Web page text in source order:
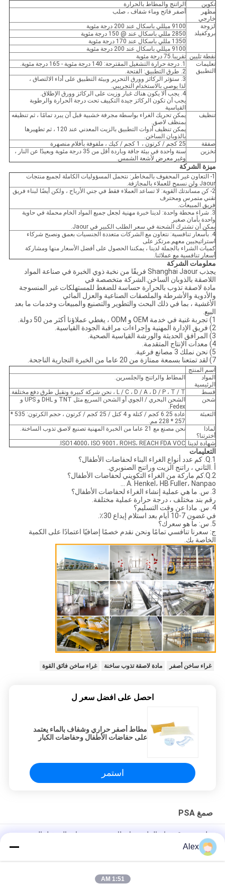
تكوين
الراتنج والمطاط بالحرارة
مظهر
خارجي
أصفر فاتح وماء شفاف ، صلب
لزوجة
بروكفيلد
9100 ميللي باسكال عند 200 درجة مئوية
2850 مللي باسكال عند @ 150 درجة مئوية
1350 مللي باسكال عند 170 درجة مئوية
9100 ميللي باسكال عند 200 درجة مئوية
نقطة تليين تقريبا.75 درجة مئوية
تعليمات
التطبيق
1. درجة حرارة التشغيل المقترحة: 140 درجة مئوية - 165 درجة مئوية.
2. طرق التطبيق: الفتحة.
3. ستؤثر الركائز وورق التحرير وبيئة التطبيق على أداء الالتصاق ،
لذا يوصى بالاستخدام التجريبي.
4. يجب ألا يكون هناك غبار وزيت على الركائز وورق الإطلاق.
يجب أن تكون الركائز جيدة التكييف تحت درجة الحرارة والرطوبة
القياسية
تنظيف
يمكن تحريك الغراء بواسطة مجرفة خشبية قبل أن يبرد تمامًا ، ثم تنظيفه
بمنظف لاصق.
يمكن تنظيف أدوات التطبيق بالزيت المعدني عند 120 ، ثم تطهيرها
بالذوبان الساخن.
صفقة
25 كجم / كرتون ، 1 كجم / كيك ، ملفوفة بأفلام منصهرة
تخزين
سنة واحدة في بيئة جافة وباردة أقل من 35 درجة مئوية وبعيدًا عن النار ،
وغير معرض لأشعة الشمس.
ميزة الشركة
1- التعاون غير المحفوف بالمخاطر: نتحمل المسؤوليات الكاملة لجميع منتجات
Jaour ولن نسمح للعملاء بالمجازفة.
2- كن مساندتك القوية: لا تساعد العملاء فقط في جني الأرباح ، ولكن أيضًا لبناء فريق
تقني متمرس ومحترف
فريق المبيعات.
3. شراء محطة واحدة: لدينا خبرة مهنية لجعل جميع المواد الخام محملة في حاوية
واحدة بأمان.صغير
يمكن أن تشترك الشحنة في سعر الطلب الكبير في Jaour.
4. بأسعار تنافسية: نتعاون مع الشركات متعددة الجنسيات بعمق ونصبح شركاء
استراتيجيين معهم.مرتكز على
كميات الشراء بالجملة لدينا ، يمكننا الحصول على أفضل الأسعار منها ومشاركة
أسعار تنافسية مع عملائنا.
معلومات الشركة
يجذب Shanghai Jaour فريقًا من نخبة ذوي الخبرة في صناعة المواد
اللاصقة بالذوبان الساخن.الشركة متخصصة في
مادة لاصقة تذوب بالحرارة حساسة للضغط للمستهلكات غير المنسوجة
والأدوية والأشرطة والملصقات الصناعية والعزل المائي
الأغشية ، بما في ذلك البحث والتطوير والتصنيع والمبيعات وخدمات ما بعد
البيع.
1) تجربة غنية في خدمة OEM و ODM ، يغطي عملاؤنا أكثر من 50 دولة.
2) فريق الإدارة المهنية وإجراءات مراقبة الجودة القياسية.
3) المرافق الحديثة والورشة القياسية الصحية.
4) معدات الإنتاج المتقدمة.
5) نحن نملك 3 مصانع فرعية.
7) لقد تمتعنا بسمعة ممتازة من 20 عاما من الخبرة التجارية الناجحة.
اسم المنتج
المواد
الرئيسية
المطاط والراتنج والجلسرين.
قسط
L / C ، D / A ، D / P ، T / T ، نحن شركة كبيرة ونقبل طرق دفع مختلفة.
شحن
الشحن البحري / الجوي أو الشحن السريع مثل TNT و DHL و UPS و
Fedex.
التعبئة
عادة 6.25 كجم / كتلة و 4 كتل / 25 كجم / كرتون ، حجم الكرتون: 535 *
257 * 228 مم.
لماذا
أخترتنا؟
نحن مصنع مع 21 عاما من الخبرة المهنية تصنيع لاصق تذوب الساخنة.
شهادة لدينا ISO14000، ISO 9001، ROHS، REACH FDA VOC.
التعليمات
1.Q. كم عدد أنواع الغراء البناء لحفاضات الأطفال؟
أ .الثاني ، راتنج الزيت وراتنج الصنوبري.
2.Q.كم ماركة من الغراء التكويني لحفاضات الأطفال؟
A. Henkel، HB Fuller، Nanpao ...
3. س. ما هي عملية إنشاء الغراء لحفاضات الأطفال؟
رقم بند مختلف ، درجة حرارة عملية مختلفة.
4. س. ماذا عن وقت التسليم؟
في غضون 7-10 أيام بعد استلام إيداع 30٪.
5. س: ما هو سعرك؟
ج: سعرنا تنافسي تمامًا ونحن نقدم خصمًا إضافيًا اعتمادًا على الكمية
الخاصة بك.
غراء ساخن أصفر مادة لاصقة تذوب ساخنة غراء ساخن فائق القوة
احصل على افضل سعر ل
مطاط أصفر حراري وشفاف بالماء يعتمد
على حفاضات الأطفال وحفاضات الكبار
استمر
صمغ PSA
نظف صندوق ذوبان الملصق بانتظام مع درجة حرارة التشغيل الموصى
بها 150°C-175°C غراء PSA
التحكم القياسي ورق الارتباط الذوبان الساخن من 3 مصانع فرعية وإدارة
Alex
1:51 AM